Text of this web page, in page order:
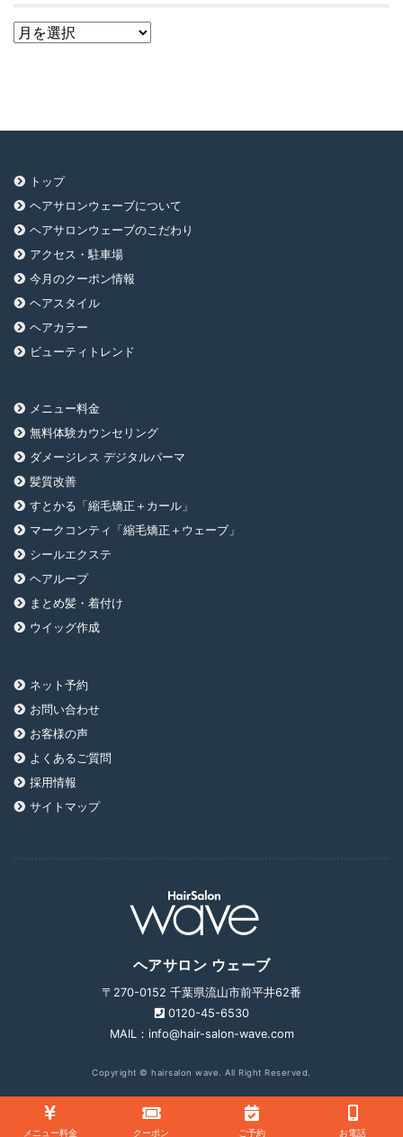
ア
メニュー料金 クーポン ご予約 お電話
トップ
ヘアサロンウェーブについて
ヘアサロンウェーブのこだわり
アクセス・駐車場
今月のクーポン情報
ヘアスタイル
ヘアカラー
ビューティトレンド
メニュー料金
無料体験カウンセリング
ダメージレス デジタルパーマ
髪質改善
すとかる「縮毛矯正＋カール」
マークコンティ「縮毛矯正＋ウェーブ」
シールエクステ
ヘアループ
まとめ髪・着付け
ウイッグ作成
ネット予約
お問い合わせ
お客様の声
よくあるご質問
採用情報
サイトマップ
ヘアサロン ウェーブ
〒270-0152 千葉県流山市前平井62番
0120-45-6530
MAIL：info@hair-salon-wave.com
Copyright © hairsalon wave. All Right Reserved.